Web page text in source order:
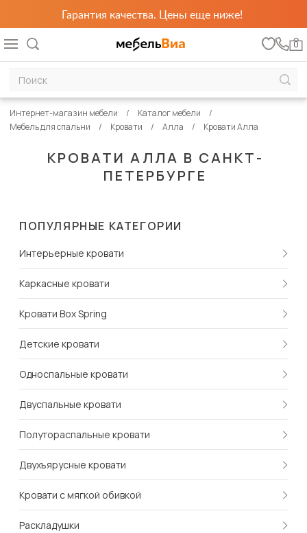
Гарантия качества. Цены еще ниже!
0
КРОВАТИ АЛЛА В САНКТ-
ПЕТЕРБУРГЕ
Интернет-магазин мебели
Каталог мебели
Мебель для спальни
Кровати Алла Кровати Алла
ПОПУЛЯРНЫЕ КАТЕГОРИИ
Интерьерные кровати
Каркасные кровати
Кровати Box Spring
Детские кровати
Односпальные кровати
Двуспальные кровати
Полутораспальные кровати
Двухъярусные кровати
Кровати с мягкой обивкой
Раскладушки